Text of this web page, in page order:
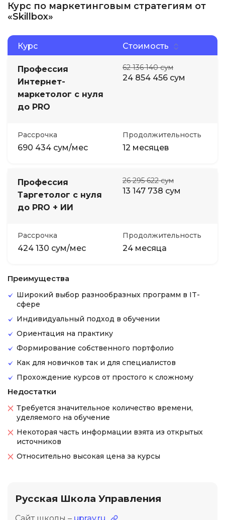
Курс по маркетинговым стратегиям от
«Skillbox»
Курс Стоимость
Профессия
Интернет-
маркетолог с нуля
до PRO
62 136 140 сум
24 854 456 сум
Рассрочка
690 434 сум/мес
Продолжительность
12 месяцев
Профессия
Таргетолог с нуля
до PRO + ИИ
26 295 622 сум
13 147 738 сум
Рассрочка
424 130 сум/мес
Продолжительность
24 месяца
Преимущества
Широкий выбор разнообразных программ в IT-
сфере
Индивидуальный подход в обучении
Ориентация на практику
Формирование собственного портфолио
Как для новичков так и для специалистов
Прохождение курсов от простого к сложному
Недостатки
Требуется значительное количество времени,
уделяемого на обучение
Некоторая часть информации взята из открытых
источников
Относительно высокая цена за курсы
Русская Школа Управления